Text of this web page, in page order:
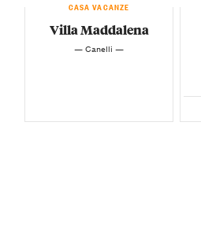
CASA VACANZE
Villa Maddalena
— Canelli —